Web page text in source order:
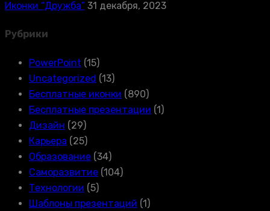
Иконки “Дружба” 31 декабря, 2023
Рубрики
PowerPoint (15)
Uncategorized (13)
Бесплатные иконки (890)
Бесплатные презентации (1)
Дизайн (29)
Карьера (25)
Образование (34)
Саморазвитие (104)
Технологии (5)
Шаблоны презентаций (1)